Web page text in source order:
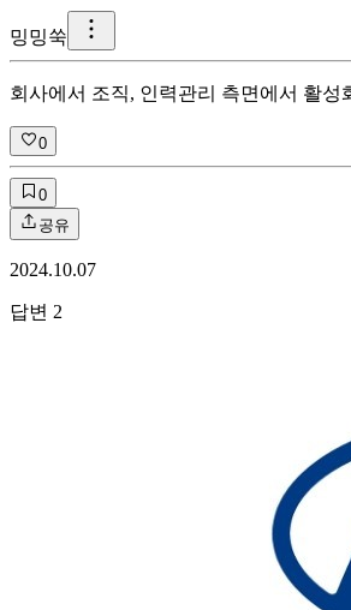
밍밍쑥
회사에서 조직, 인력관리 측면에서 활
0
0
공유
2024.10.07
답변 2